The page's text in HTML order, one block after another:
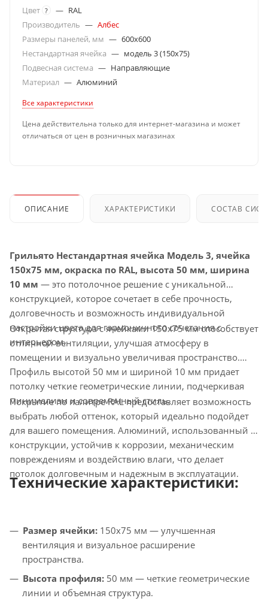
Цвет ? — RAL
Производитель — Албес
Размеры панелей, мм — 600x600
Нестандартная ячейка — модель 3 (150х75)
Подвесная система — Направляющие
Материал — Алюминий
Все характеристики
Цена действительна только для интернет-магазина и может
отличаться от цен в розничных магазинах
ОПИСАНИЕ ХАРАКТЕРИСТИКИ СОСТАВ
Грильято Нестандартная ячейка Модель 3, ячейка
150х75 мм, окраска по RAL, высота 50 мм, ширина
10 мм — это потолочное решение с уникальной
конструкцией, которое сочетает в себе прочность,
долговечность и возможность индивидуальной
настройки цвета для гармоничного сочетания с
интерьером.
Открытая структура с ячейками 150х75 мм способствует
отличной вентиляции, улучшая атмосферу в
помещении и визуально увеличивая пространство.
Профиль высотой 50 мм и шириной 10 мм придает
потолку четкие геометрические линии, подчеркивая
минимализм и современный стиль.
Покрытие по палитре RAL предоставляет возможность
выбрать любой оттенок, который идеально подойдет
для вашего помещения. Алюминий, использованный в
конструкции, устойчив к коррозии, механическим
повреждениям и воздействию влаги, что делает
потолок долговечным и надежным в эксплуатации.
Технические характеристики:
Размер ячейки: 150х75 мм — улучшенная
вентиляция и визуальное расширение
пространства.
Высота профиля: 50 мм — четкие геометрические
линии и объемная структура.